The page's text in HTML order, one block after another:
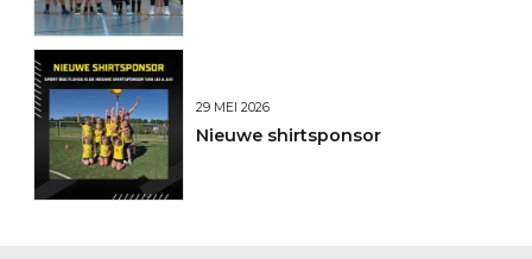
29 MEI 2026
Nieuwe shirtsponsor